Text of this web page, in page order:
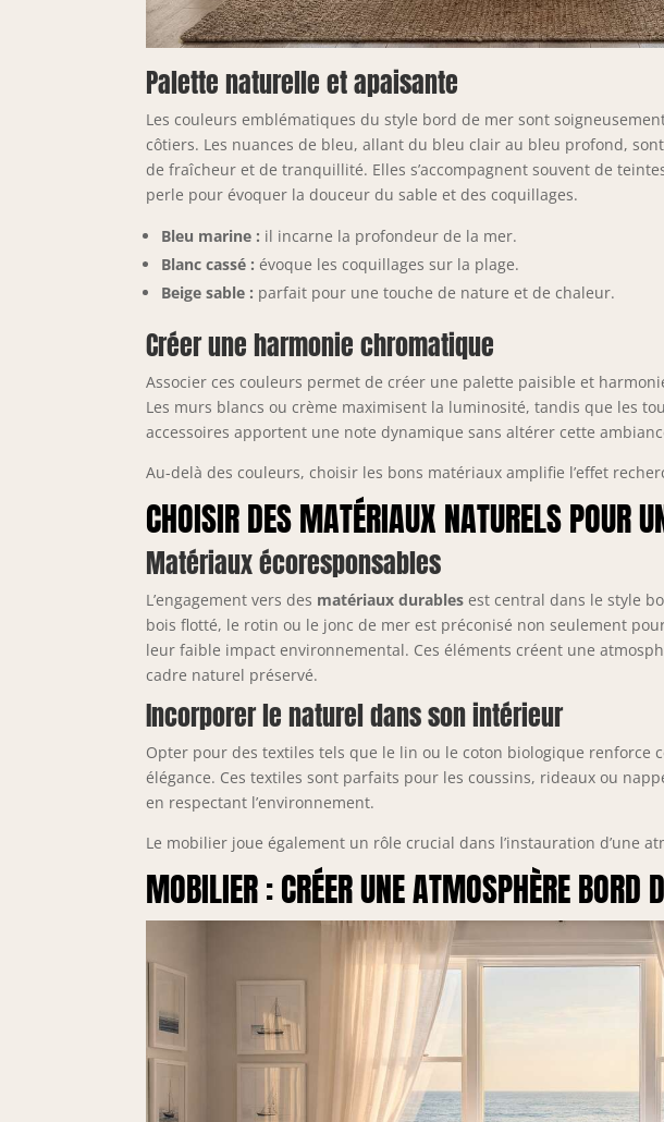
Palette naturelle et apaisante
Les couleurs emblématiques du style bord de mer sont
côtiers. Les nuances de bleu, allant du bleu clair au bleu profond,
de fraîcheur et de tranquillité. Elles s’accompagnent souvent de
perle pour évoquer la douceur du sable et des coquillages.
Bleu marine : il incarne la profondeur de la mer.
Blanc cassé : évoque les coquillages sur la plage.
Beige sable : parfait pour une touche de nature et de chaleur.
Créer une harmonie chromatique
Associer ces couleurs permet de créer une palette paisible et
Les murs blancs ou crème maximisent la luminosité, tandis que les
accessoires apportent une note dynamique sans altérer cette
Au-delà des couleurs, choisir les bons matériaux amplifie l’effet
CHOISIR DES MATÉRIAUX NATURELS POUR
Matériaux écoresponsables
L’engagement vers des matériaux durables est central dans le style
bois flotté, le rotin ou le jonc de mer est préconisé non seulement
leur faible impact environnemental. Ces éléments créent une
cadre naturel préservé.
Incorporer le naturel dans son intérieur
Opter pour des textiles tels que le lin ou le coton biologique renforce
élégance. Ces textiles sont parfaits pour les coussins, rideaux ou
en respectant l’environnement.
Le mobilier joue également un rôle crucial dans l’instauration d’une
MOBILIER : CRÉER UNE ATMOSPHÈRE BORD